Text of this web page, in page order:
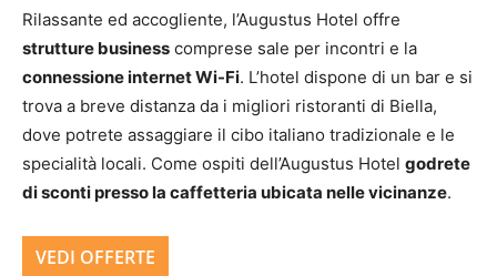
Rilassante ed accogliente, l’Augustus Hotel offre
strutture business comprese sale per incontri e la
connessione internet Wi-Fi. L’hotel dispone di un bar e si
trova a breve distanza da i migliori ristoranti di Biella,
dove potrete assaggiare il cibo italiano tradizionale e le
specialità locali. Come ospiti dell’Augustus Hotel godrete
di sconti presso la caffetteria ubicata nelle vicinanze.
VEDI OFFERTE